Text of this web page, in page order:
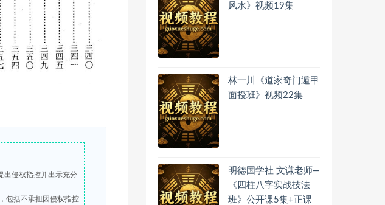
出侵权指控并出示充分
包括不承担因侵权指控
风水》视频19集
林一川《道家奇门遁甲
面授班》视频22集
明德国学社 文谦老师—
《四柱八字实战技法
班》公开课5集+正课